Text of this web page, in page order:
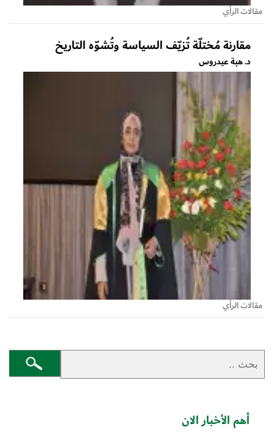
مقالات الرأي
مقارنة مُختلّة تُزيّف السياسة وتُشوّه التاريخ
د. هبة عيدروس
مقالات الرأي
أهم الأخبار الان